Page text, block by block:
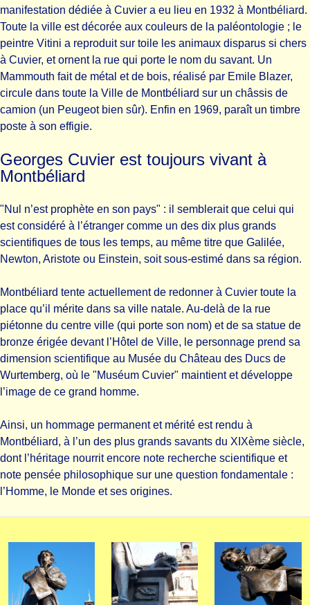
manifestation dédiée à Cuvier a eu lieu en 1932 à Montbéliard.
Toute la ville est décorée aux couleurs de la paléontologie ; le
peintre Vitini a reproduit sur toile les animaux disparus si chers
à Cuvier, et ornent la rue qui porte le nom du savant. Un
Mammouth fait de métal et de bois, réalisé par Emile Blazer,
circule dans toute la Ville de Montbéliard sur un châssis de
camion (un Peugeot bien sûr). Enfin en 1969, paraît un timbre
poste à son effigie.
Georges Cuvier est toujours vivant à
Montbéliard
"Nul n’est prophète en son pays" : il semblerait que celui qui
est considéré à l’étranger comme un des dix plus grands
scientifiques de tous les temps, au même titre que Galilée,
Newton, Aristote ou Einstein, soit sous-estimé dans sa région.
Montbéliard tente actuellement de redonner à Cuvier toute la
place qu’il mérite dans sa ville natale. Au-delà de la rue
piétonne du centre ville (qui porte son nom) et de sa statue de
bronze érigée devant l’Hôtel de Ville, le personnage prend sa
dimension scientifique au Musée du Château des Ducs de
Wurtemberg, où le "Muséum Cuvier" maintient et développe
l’image de ce grand homme.
Ainsi, un hommage permanent et mérité est rendu à
Montbéliard, à l’un des plus grands savants du XIXème siècle,
dont l’héritage nourrit encore note recherche scientifique et
note pensée philosophique sur une question fondamentale :
l’Homme, le Monde et ses origines.